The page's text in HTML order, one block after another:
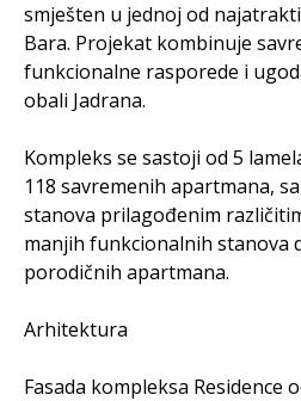
smješten u jednoj od
Bara. Projekat kombinuje
funkcionalne rasporede i
obali Jadrana.
Kompleks se sastoji od 5
118 savremenih apartmana,
stanova prilagođenim
manjih funkcionalnih stanova
porodičnih apartmana.
Arhitektura
Fasada kompleksa Residence